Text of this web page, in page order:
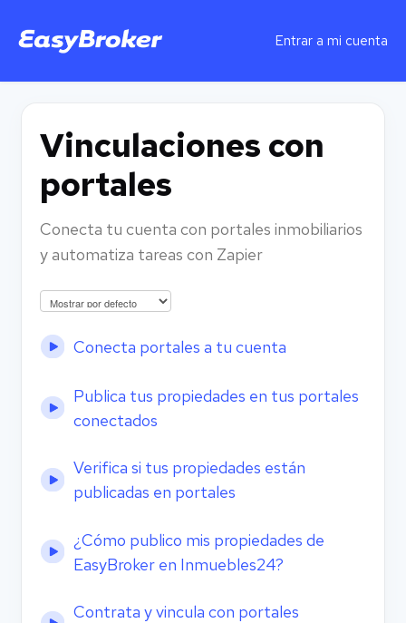
Entrar a mi cuenta
Vinculaciones con
portales
Conecta tu cuenta con portales inmobiliarios
y automatiza tareas con Zapier
Conecta portales a tu cuenta
Publica tus propiedades en tus portales
conectados
Verifica si tus propiedades están
publicadas en portales
¿Cómo publico mis propiedades de
EasyBroker en Inmuebles24?
Contrata y vincula con portales